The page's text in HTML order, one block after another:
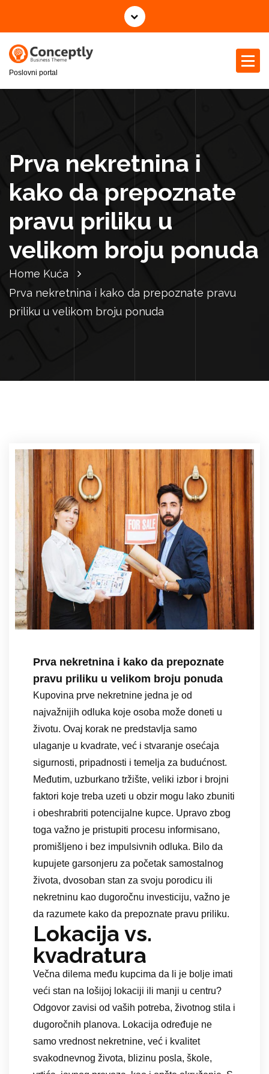
i
Poslovni portal
Prva nekretnina i
kako da prepoznate
pravu priliku u
velikom broju ponuda
Home Kuća
Prva nekretnina i kako da prepoznate pravu
priliku u velikom broju ponuda
Prva nekretnina i kako da prepoznate
pravu priliku u velikom broju ponuda
Kupovina prve nekretnine jedna je od
najvažnijih odluka koje osoba može doneti u
životu. Ovaj korak ne predstavlja samo
ulaganje u kvadrate, već i stvaranje osećaja
sigurnosti, pripadnosti i temelja za budućnost.
Međutim, uzburkano tržište, veliki izbor i brojni
faktori koje treba uzeti u obzir mogu lako zbuniti
i obeshrabriti potencijalne kupce. Upravo zbog
toga važno je pristupiti procesu informisano,
promišljeno i bez impulsivnih odluka. Bilo da
kupujete garsonjeru za početak samostalnog
života, dvosoban stan za svoju porodicu ili
nekretninu kao dugoročnu investiciju, važno je
da razumete kako da prepoznate pravu priliku.
Lokacija vs.
kvadratura
Večna dilema među kupcima da li je bolje imati
veći stan na lošijoj lokaciji ili manji u centru?
Odgovor zavisi od vaših potreba, životnog stila i
dugoročnih planova. Lokacija određuje ne
samo vrednost nekretnine, već i kvalitet
svakodnevnog života, blizinu posla, škole,